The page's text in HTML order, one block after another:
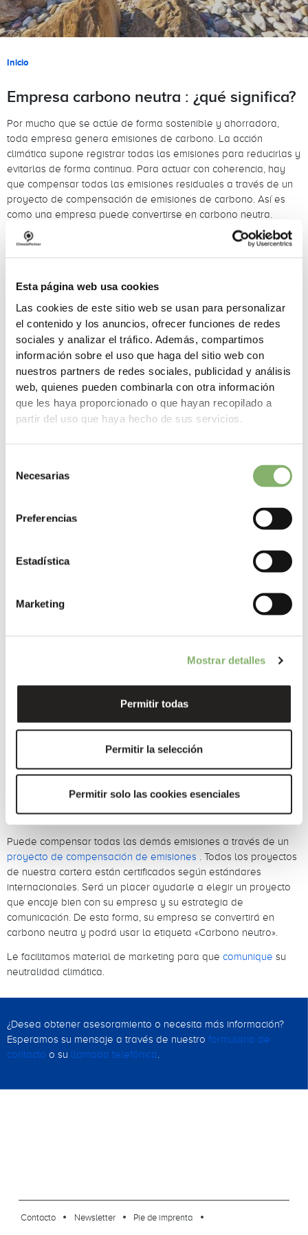
Esta página web usa cookies
Las cookies de este sitio web se usan para personalizar
el contenido y los anuncios, ofrecer funciones de redes
sociales y analizar el tráfico. Además, compartimos
información sobre el uso que haga del sitio web con
nuestros partners de redes sociales, publicidad y análisis
web, quienes pueden combinarla con otra información
que les haya proporcionado o que hayan recopilado a
partir del uso que haya hecho de sus servicios.
Necesarias
Preferencias
Estadística
Marketing
Mostrar detalles
Permitir todas
Permitir la selección
Permitir solo las cookies esenciales
Sobrescribir enlaces de ayuda a la
Inicio
Empresa carbono neutra : ¿qué significa?
Por mucho que se actúe de forma sostenible y ahorradora,
toda empresa genera emisiones de carbono. La acción
climática supone registrar todas las emisiones para reducirlas y
evitarlas de forma continua. Para actuar con coherencia, hay
que compensar todas las emisiones residuales a través de un
proyecto de compensación de emisiones de carbono. Así es
como una empresa puede convertirse en carbono neutra.
Para el 80 por ciento de los alemanes, la actuación
encuesta sobre acción climática y comportamiento de consumo
la población es cada vez mayor, y muchos consideran que las
empresas deben asumir su responsabilidad.
¿Cómo se puede convertir su empresa en carbono
neutra?
Calcular el carbono
La base de la acción climática es siempre su huella de
la calefacción
los desplazamientos de los empleados al trabajo
... y otros factores.
Puede registrar los datos de forma muy sencilla en nuestra
herramienta de software basada en la nube. En ella se pueden
representar también estructuras empresariales complejas, por
proyectos con clientes de diversos sectores , y nuestro
asesoramiento de clientes está siempre a su entera
disposición.
Reducir y evitar las emisiones de carbono
A partir de la huella de carbono puede deducir qué emisiones
de gases de efecto invernadero puedereducir
a la electricidad verde, las videoconferencias para evitar viajes
de trabajo, el uso del tren en lugar de vuelos nacionales, etc.
Compensar el carbono
Puede compensar todas las demás emisiones a través de un
proyecto de compensación de emisiones . Todos los proyectos
de nuestra cartera están certificados según estándares
internacionales. Será un placer ayudarle a elegir un proyecto
que encaje bien con su empresa y su estrategia de
comunicación. De esta forma, su empresa se convertirá en
carbono neutra y podrá usar la etiqueta «Carbono neutro».
Le facilitamos material de marketing para que comunique su
neutralidad climática.
¿Desea obtener asesoramiento o necesita más información?
Esperamos su mensaje a través de nuestro formulario de
contacto o su llamada telefónica.
Contacto Newsletter
Pie de imprenta